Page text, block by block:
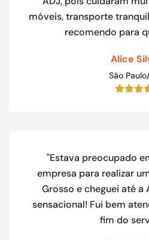
móveis, transporte
recomendo para
Alice
São
"Estava preocupado
empresa para realizar
Grosso e cheguei até a
sensacional! Fui bem
fim do